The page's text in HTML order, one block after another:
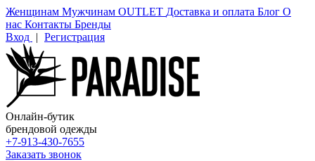
Женщинам Мужчинам OUTLET Доставка и оплата Блог О
нас Контакты Бренды
Вход | Регистрация
Онлайн-бутик
брендовой одежды
+7-913-430-7655
Заказать звонок